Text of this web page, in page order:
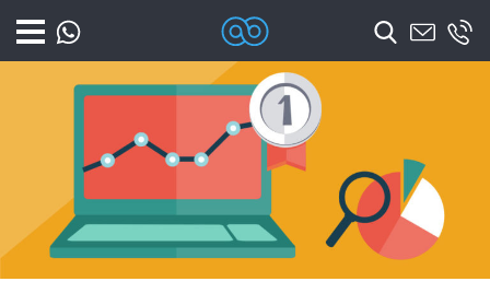
Coodex
Diseño web Alicante –